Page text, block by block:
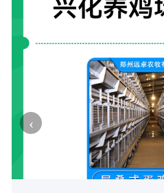
‹